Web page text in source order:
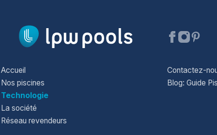
Accueil
Nos piscines
Technologie
La société
Réseau revendeurs
Contactez-
Blog: Guide